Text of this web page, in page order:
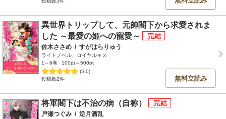
異世界トリップして、元帥閣下から求愛されま
した ～最愛の姫への寵愛～
佐木ささめ / すがはらりゅう
ライトノベル、ロイヤルキス
1～6巻
100pt～500pt
(5.0)
投稿数2件
無料立読み
将軍閣下は不治の病（自称）
戸瀬つぐみ / 逆月酒乱